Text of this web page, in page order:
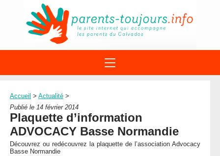
À PROPOS DU REAAP
1ÈRE VISITE
ACTUALITÉ
DISPOSITIFS PARENTALITÉ
SITES INTERNET
NUMÉROS VERTS
STRUCTURES
DOCUMENTS
FORMATIONS
Accueil > Actualité >
Publié le 14 février 2014
Plaquette d’information
ADVOCACY Basse Normandie
Découvrez ou redécouvrez la plaquette de l’association Advocacy
Basse Normandie